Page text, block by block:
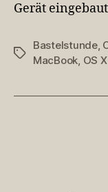
Gerät
Schlagwörter
Bastelstunde,
MacBook, OS X